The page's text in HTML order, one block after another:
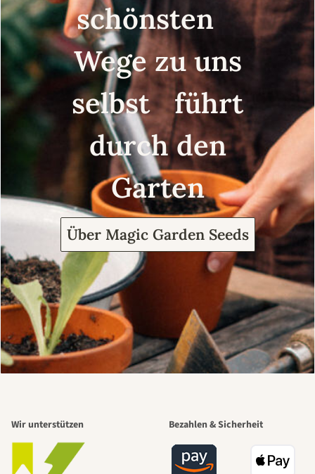
schönsten
Wege zu uns
selbst führt
durch den
Garten
Über Magic Garden Seeds
Wir unterstützen Bezahlen & Sicherheit